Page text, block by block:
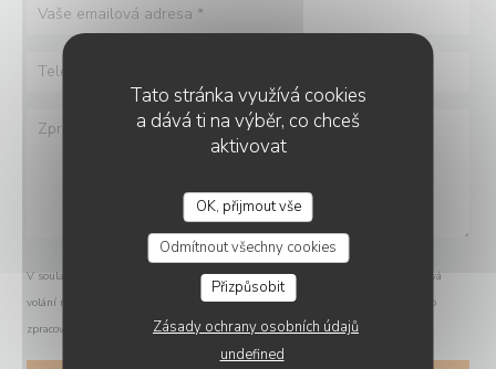
Tato stránka využívá cookies
a dává ti na výběr, co chceš
aktivovat
OK, přijmout vše
Odmítnout všechny cookies
Přizpůsobit
Zásady ochrany osobních údajů
undefined
V souladu se zákonem o ochraně spotřebitele máte právo odmítnout marketingová
volání registrací v Robinsonově seznamu:robinsonseznam.cz
. Pro více informací o
zpracování vašich údajů si přečtěte našezásady ochrany osobních údajů
O'CHAROLAIS